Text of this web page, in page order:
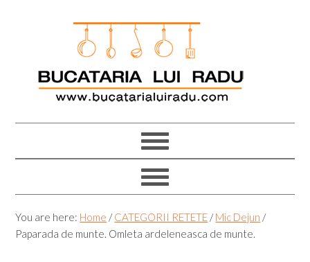
You are here: Home / CATEGORII RETETE / Mic Dejun /
Paparada de munte. Omleta ardeleneasca de munte.